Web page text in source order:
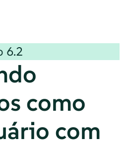
6.2
como
com